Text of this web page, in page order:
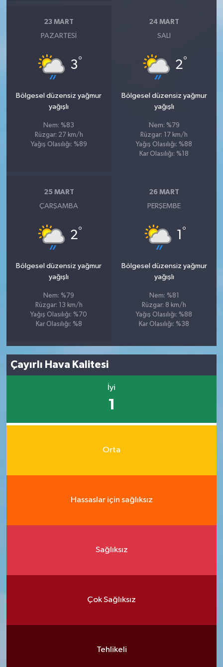
23 MART
PAZARTESI
3°
Bölgesel düzensiz yağmur
yağışlı
Nem: %83
Rüzgar: 27 km/h
Yağış Olasılığı: %89
24 MART
SALI
2°
Bölgesel düzensiz yağmur
yağışlı
Nem: %79
Rüzgar: 17 km/h
Yağış Olasılığı: %88
Kar Olasılığı: %18
25 MART
ÇARŞAMBA
2°
Bölgesel düzensiz yağmur
yağışlı
Nem: %79
Rüzgar: 13 km/h
Yağış Olasılığı: %70
Kar Olasılığı: %8
26 MART
PERŞEMBE
1 °
Bölgesel düzensiz yağmur
yağışlı
Nem: %81
Rüzgar: 8 km/h
Yağış Olasılığı: %88
Kar Olasılığı: %38
Çayırlı Hava Kalitesi
İyi
1
Orta
Hassaslar için sağlıksız
Sağlıksız
Çok Sağlıksız
Tehlikeli